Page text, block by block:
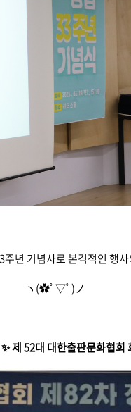
주년 기념사로 본격적인 행
ヽ(✿ﾟ▽ﾟ)ノ
✨ 제 52대 대한출판문화협회